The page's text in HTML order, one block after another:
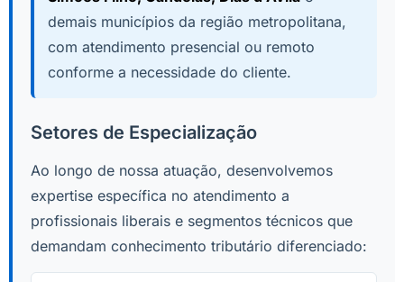
demais municípios da região metropolitana,
com atendimento presencial ou remoto
conforme a necessidade do cliente.
Setores de Especialização
Ao longo de nossa atuação, desenvolvemos
expertise específica no atendimento a
profissionais liberais e segmentos técnicos que
demandam conhecimento tributário diferenciado: